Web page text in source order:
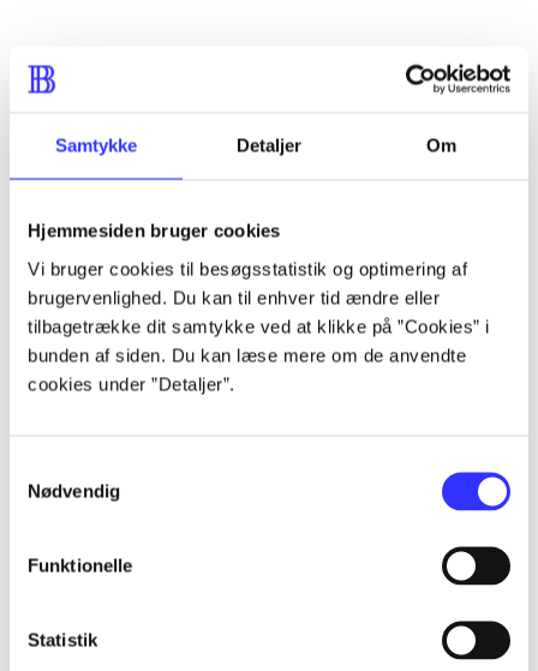
Samtykke Detaljer Om
Hjemmesiden bruger cookies
Vi bruger cookies til besøgsstatistik og optimering af
brugervenlighed. Du kan til enhver tid ændre eller
tilbagetrække dit samtykke ved at klikke på ”Cookies” i
bunden af siden. Du kan læse mere om de anvendte
cookies under ”Detaljer”.
Nødvendig
Funktionelle
Statistik
Artikler
...
...